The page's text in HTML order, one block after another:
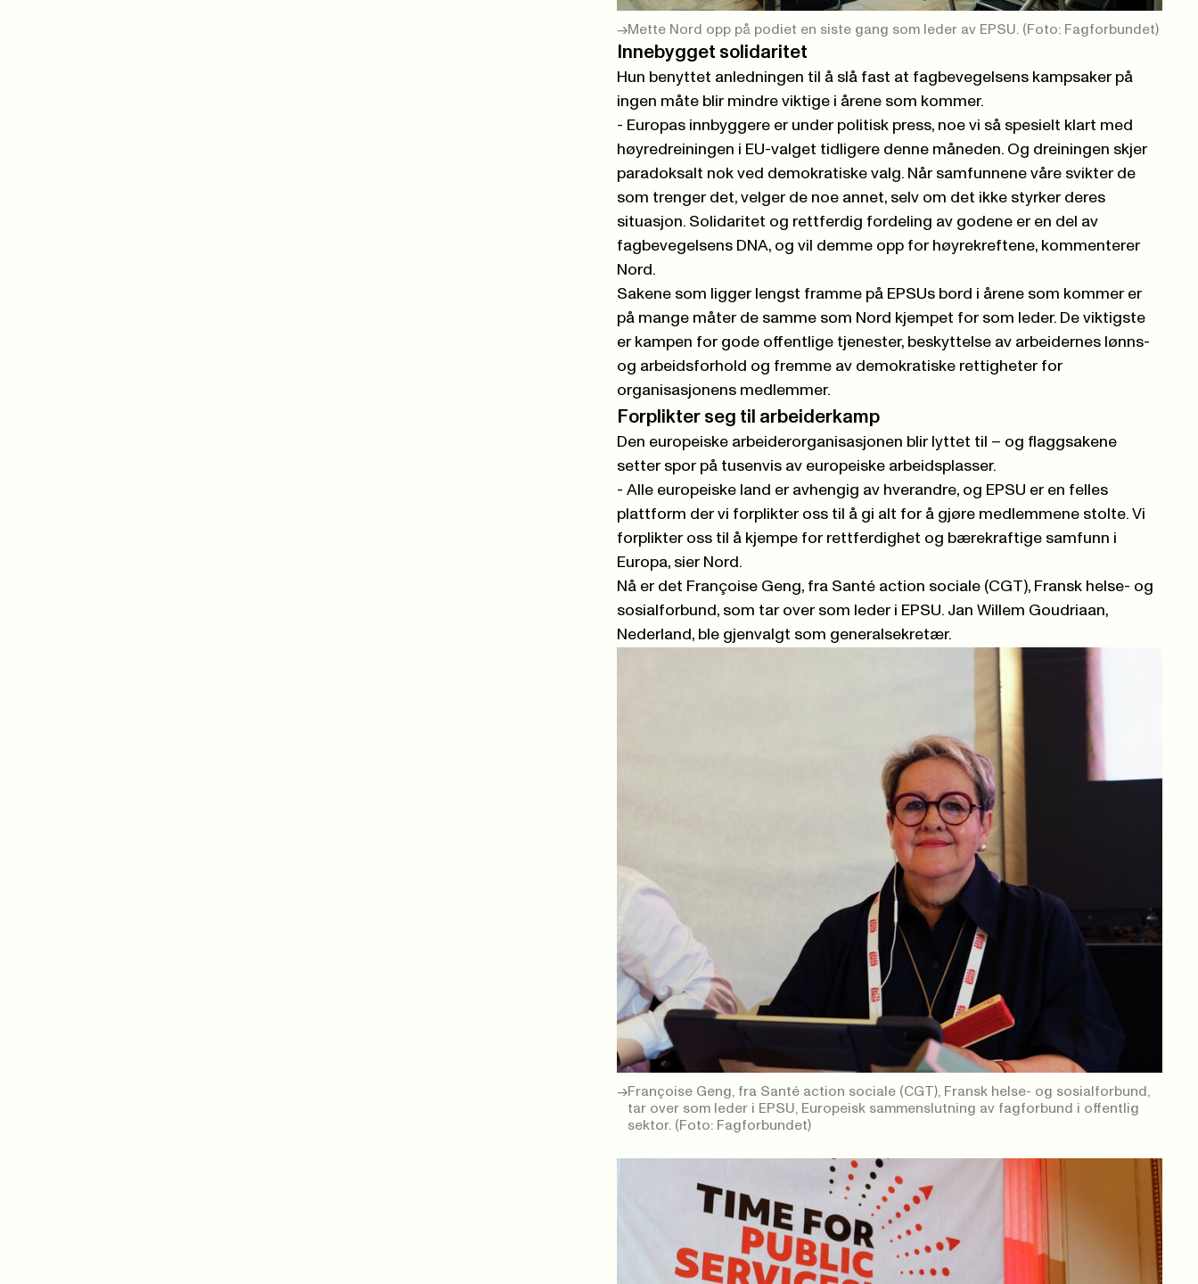
Mette Nord opp på podiet en siste gang som leder av EPSU. (Foto: Fagforbundet)
Innebygget solidaritet
Hun benyttet anledningen til å slå fast at fagbevegelsens kampsaker på
ingen måte blir mindre viktige i årene som kommer.
- Europas innbyggere er under politisk press, noe vi så spesielt klart med
høyredreiningen i EU-valget tidligere denne måneden. Og dreiningen skjer
paradoksalt nok ved demokratiske valg. Når samfunnene våre svikter de
som trenger det, velger de noe annet, selv om det ikke styrker deres
situasjon. Solidaritet og rettferdig fordeling av godene er en del av
fagbevegelsens DNA, og vil demme opp for høyrekreftene, kommenterer
Nord.
Sakene som ligger lengst framme på EPSUs bord i årene som kommer er
på mange måter de samme som Nord kjempet for som leder. De viktigste
er kampen for gode offentlige tjenester, beskyttelse av arbeidernes lønns-
og arbeidsforhold og fremme av demokratiske rettigheter for
organisasjonens medlemmer.
Forplikter seg til arbeiderkamp
Den europeiske arbeiderorganisasjonen blir lyttet til – og flaggsakene
setter spor på tusenvis av europeiske arbeidsplasser.
- Alle europeiske land er avhengig av hverandre, og EPSU er en felles
plattform der vi forplikter oss til å gi alt for å gjøre medlemmene stolte. Vi
forplikter oss til å kjempe for rettferdighet og bærekraftige samfunn i
Europa, sier Nord.
Nå er det Françoise Geng, fra Santé action sociale (CGT), Fransk helse- og
sosialforbund, som tar over som leder i EPSU. Jan Willem Goudriaan,
Nederland, ble gjenvalgt som generalsekretær.
Françoise Geng, fra Santé action sociale (CGT), Fransk helse- og sosialforbund,
tar over som leder i EPSU, Europeisk sammenslutning av fagforbund i offentlig
sektor. (Foto: Fagforbundet)